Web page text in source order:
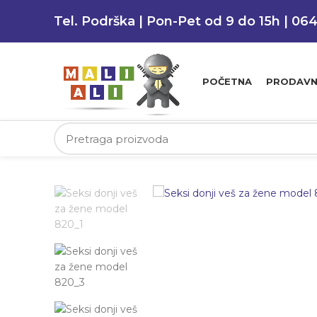
Tel. Podrška | Pon-Pet od 9 do 15h |
POČETNA